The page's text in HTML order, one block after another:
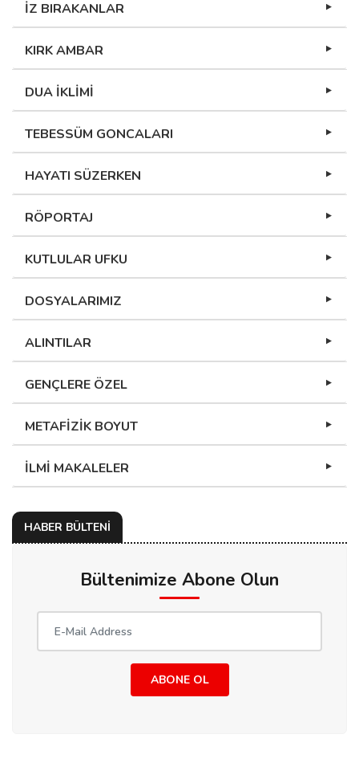
İZ BIRAKANLAR
KIRK AMBAR
DUA İKLİMİ
TEBESSÜM GONCALARI
HAYATI SÜZERKEN
RÖPORTAJ
KUTLULAR UFKU
DOSYALARIMIZ
ALINTILAR
GENÇLERE ÖZEL
METAFİZİK BOYUT
İLMİ MAKALELER
HABER BÜLTENİ
Bültenimize Abone Olun
ABONE OL